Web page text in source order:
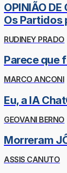
OPINIÃO DE
Os Partidos
RUDINEY PRADO
Parece que
MARCO ANCONI
Eu, a IA
GEOVANI BERNO
Morreram
ASSIS CANUTO